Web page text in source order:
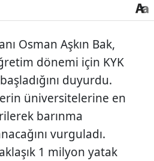
Osman Aşkın Bak,
dönemi için KYK
duyurdu.
üniversitelerine en
barınma
vurguladı.
1 milyon yatak